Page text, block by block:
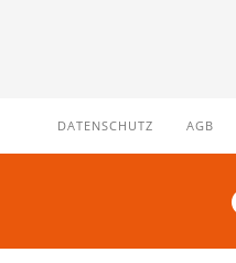
DATENSCHUTZ AGB